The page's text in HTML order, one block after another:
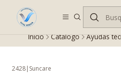
Despacho gratis en RM desde
Inicio Catálogo Ayudas
2428| Suncare